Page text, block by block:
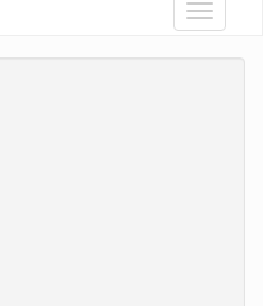
Toggle